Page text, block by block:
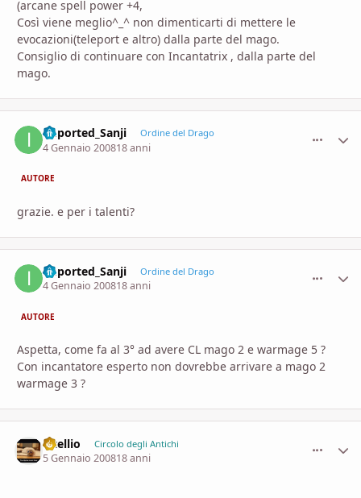
(arcane spell power +4,
Così viene meglio^_^ non dimenticarti di mettere le
evocazioni(teleport e altro) dalla parte del mago.
Consiglio di continuare con Incantatrix , dalla parte del
mago.
imported_Sanji Ordine del Drago
4 Gennaio 200818 anni
AUTORE
grazie. e per i talenti?
imported_Sanji Ordine del Drago
4 Gennaio 200818 anni
AUTORE
Aspetta, come fa al 3° ad avere CL mago 2 e warmage 5 ?
Con incantatore esperto non dovrebbe arrivare a mago 2
warmage 3 ?
vitellio Circolo degli Antichi
5 Gennaio 200818 anni